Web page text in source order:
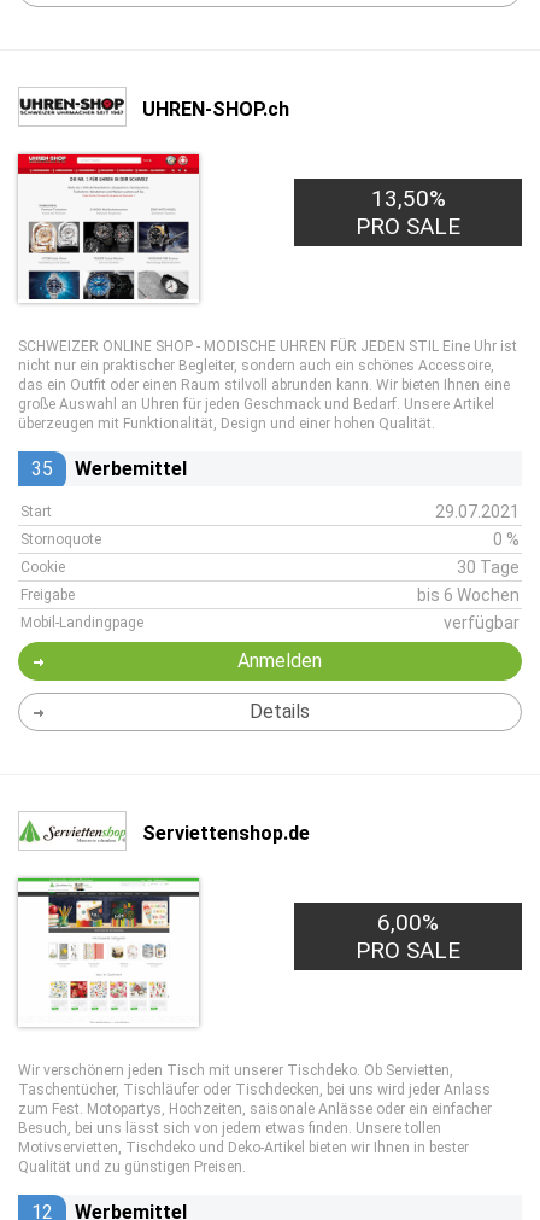
UHREN-SHOP.ch
13,50%
PRO SALE
SCHWEIZER ONLINE SHOP - MODISCHE UHREN FÜR JEDEN STIL Eine Uhr ist
nicht nur ein praktischer Begleiter, sondern auch ein schönes Accessoire,
das ein Outfit oder einen Raum stilvoll abrunden kann. Wir bieten Ihnen eine
große Auswahl an Uhren für jeden Geschmack und Bedarf. Unsere Artikel
überzeugen mit Funktionalität, Design und einer hohen Qualität.
35 Werbemittel
Start 29.07.2021
Stornoquote 0 %
Cookie 30 Tage
Freigabe bis 6 Wochen
Mobil-Landingpage verfügbar
Anmelden
Details
Serviettenshop.de
6,00%
PRO SALE
Wir verschönern jeden Tisch mit unserer Tischdeko. Ob Servietten,
Taschentücher, Tischläufer oder Tischdecken, bei uns wird jeder Anlass
zum Fest. Motopartys, Hochzeiten, saisonale Anlässe oder ein einfacher
Besuch, bei uns lässt sich von jedem etwas finden. Unsere tollen
Motivservietten, Tischdeko und Deko-Artikel bieten wir Ihnen in bester
Qualität und zu günstigen Preisen.
12 Werbemittel